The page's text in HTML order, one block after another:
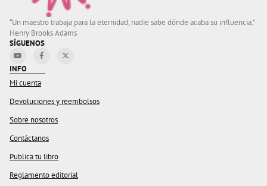
“Un maestro trabaja para la eternidad, nadie sabe dónde acaba su influencia.”
Henry Brooks Adams
SÍGUENOS
INFO
Mi cuenta
Devoluciones y reembolsos
Sobre nosotros
Contáctanos
Publica tu libro
Reglamento editorial